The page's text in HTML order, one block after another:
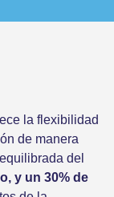
la flexibilidad
de manera
del
y un 30% de